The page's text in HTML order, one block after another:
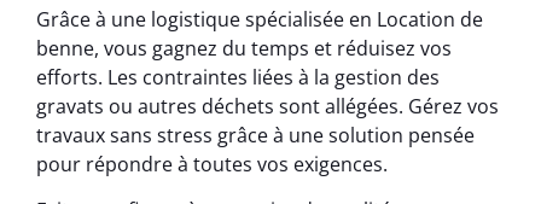
Grâce à une logistique spécialisée en Location de
benne, vous gagnez du temps et réduisez vos
efforts. Les contraintes liées à la gestion des
gravats ou autres déchets sont allégées. Gérez vos
travaux sans stress grâce à une solution pensée
pour répondre à toutes vos exigences.